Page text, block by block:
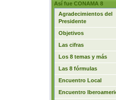
Así fue CONAMA 8
Agradecimientos del
Presidente
Objetivos
Las cifras
Los 8 temas y más
Las 8 fórmulas
Encuentro Local
Encuentro